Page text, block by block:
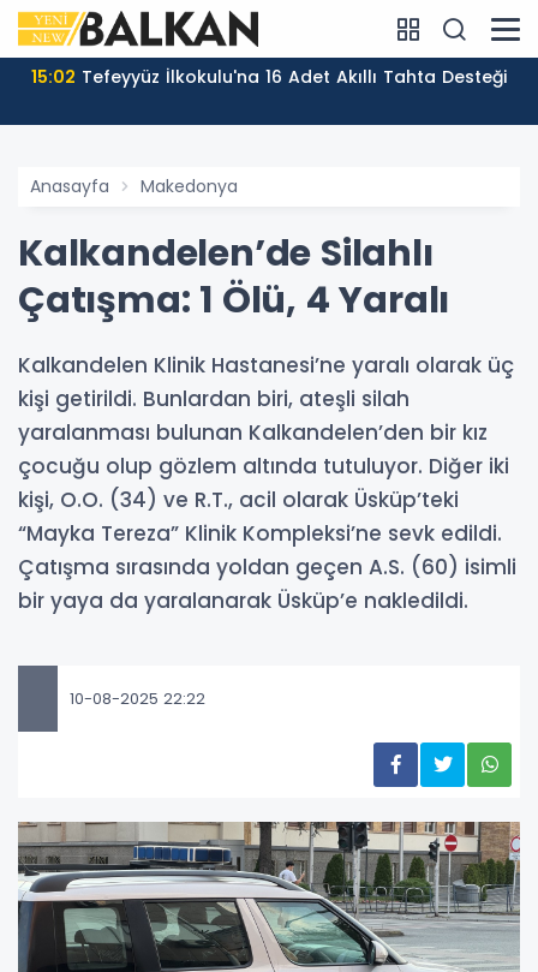
15:02 Tefeyyüz İlkokulu'na 16 Adet Akıllı Tahta Desteği
Anasayfa Makedonya
Kalkandelen’de Silahlı
Çatışma: 1 Ölü, 4 Yaralı
Kalkandelen Klinik Hastanesi’ne yaralı olarak üç
kişi getirildi. Bunlardan biri, ateşli silah
yaralanması bulunan Kalkandelen’den bir kız
çocuğu olup gözlem altında tutuluyor. Diğer iki
kişi, O.O. (34) ve R.T., acil olarak Üsküp’teki
“Mayka Tereza” Klinik Kompleksi’ne sevk edildi.
Çatışma sırasında yoldan geçen A.S. (60) isimli
bir yaya da yaralanarak Üsküp’e nakledildi.
10-08-2025 22:22